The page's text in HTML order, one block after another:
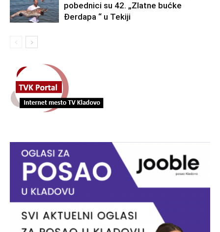
pobednici su 42. „Zlatne bućke
Đerdapa “ u Tekiji